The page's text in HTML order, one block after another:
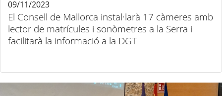
El Consell de Mallorca instal·larà 17 càmeres amb
lector de matrícules i sonòmetres a la Serra i
facilitarà la informació a la DGT
09/11/2023